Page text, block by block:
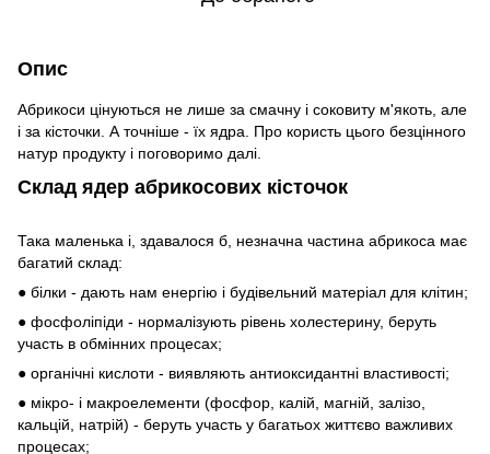
Опис
Абрикоси цінуються не лише за смачну і соковиту м'якоть, але
і за кісточки. А точніше - їх ядра. Про користь цього безцінного
натур продукту і поговоримо далі.
Склад ядер абрикосових кісточок
Така маленька і, здавалося б, незначна частина абрикоса має
багатий склад:
● білки - дають нам енергію і будівельний матеріал для клітин;
● фосфоліпіди - нормалізують рівень холестерину, беруть
участь в обмінних процесах;
● органічні кислоти - виявляють антиоксидантні властивості;
● мікро- і макроелементи (фосфор, калій, магній, залізо,
кальцій, натрій) - беруть участь у багатьох життєво важливих
процесах;